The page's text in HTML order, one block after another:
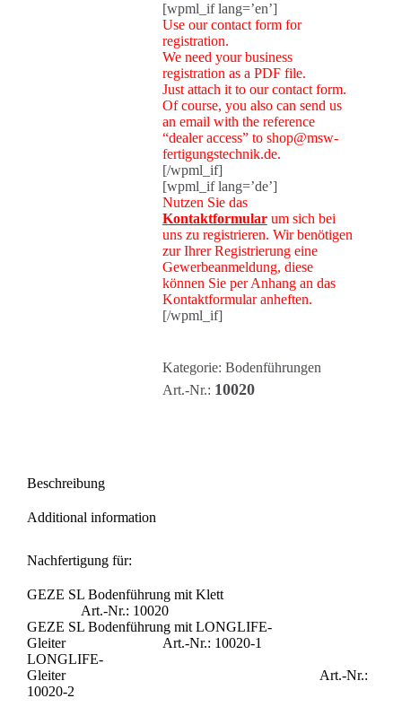
[wpml_if lang=’en’]
Use our contact form for
registration.
We need your business
registration as a PDF file.
Just attach it to our contact form.
Of course, you also can send us
an email with the reference
“dealer access” to shop@msw-
fertigungstechnik.de.
[/wpml_if]
[wpml_if lang=’de’]
Nutzen Sie das
Kontaktformularum sich bei
uns zu registrieren. Wir benötigen
zur Ihrer Registrierung eine
Gewerbeanmeldung, diese
können Sie per Anhang an das
Kontaktformular anheften.
[/wpml_if]
Kategorie: Bodenführungen
Art.-Nr.: 10020
Beschreibung
Additional information
Nachfertigung für:
GEZE SL Bodenführung mit Klett
Art.-Nr.: 10020
GEZE SL Bodenführung mit LONGLIFE-
Gleiter Art.-Nr.: 10020-1
LONGLIFE-
Gleiter Art.-Nr.:
10020-2